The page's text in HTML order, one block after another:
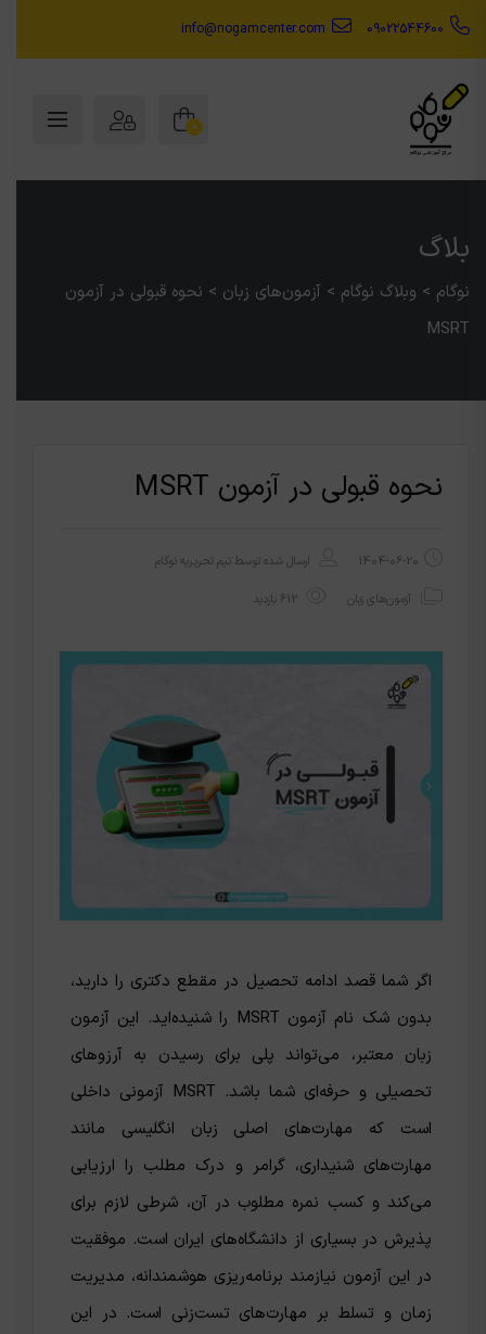
09022544600
info@nogamcenter.com
0
بلاگ
نوگام > وبلاگ نوگام > آزمون‌های زبان > نحوه قبولی در آزمون
MSRT
نحوه قبولی در آزمون MSRT
1404-06-20 ارسال شده توسط تیم تحریریه نوگام
آزمون‌های زبان
اگر شما قصد ادامه تحصیل در مقطع دکتری را دارید،
بدون شک نام آزمون MSRT را شنیده‌اید. این آزمون
زبان معتبر، می‌تواند پلی برای رسیدن به آرزوهای
تحصیلی و حرفه‌ای شما باشد. MSRT آزمونی داخلی
است که مهارت‌های اصلی زبان انگلیسی مانند
مهارت‌های شنیداری، گرامر و درک مطلب را ارزیابی
می‌کند و کسب نمره مطلوب در آن، شرطی لازم برای
پذیرش در بسیاری از دانشگاه‌های ایران است. موفقیت
در این آزمون نیازمند برنامه‌ریزی هوشمندانه، مدیریت
زمان و تسلط بر مهارت‌های تست‌زنی است. در این